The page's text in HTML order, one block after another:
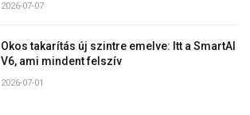
2026-07-07
Okos takarítás új szintre emelve: Itt a SmartAI
V6, ami mindent felszív
2026-07-01